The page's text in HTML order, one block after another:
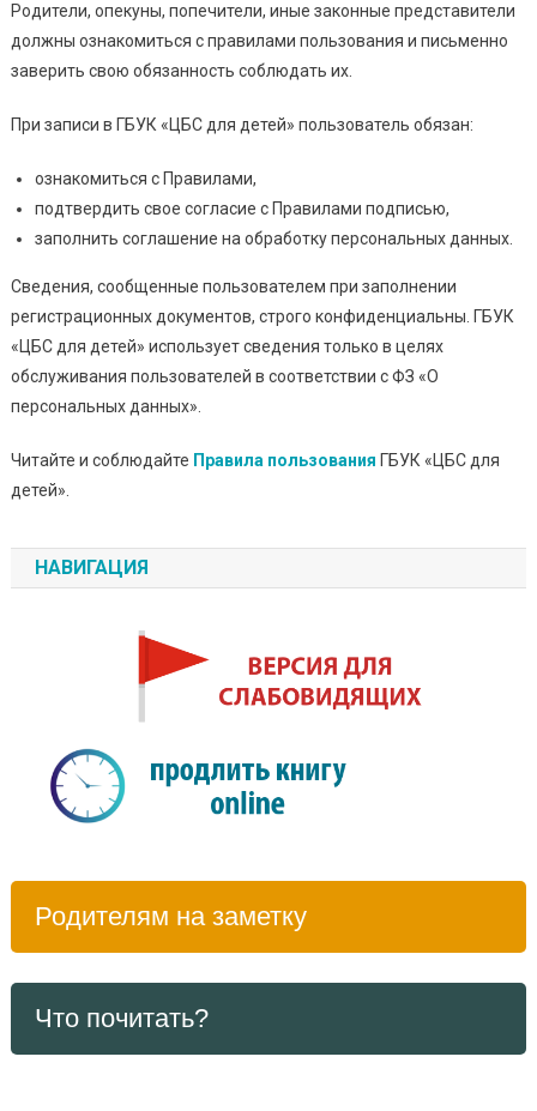
Родители, опекуны, попечители, иные законные представители
должны ознакомиться с правилами пользования и письменно
заверить свою обязанность соблюдать их.
При записи в ГБУК «ЦБС для детей» пользователь обязан:
ознакомиться с Правилами,
подтвердить свое согласие с Правилами подписью,
заполнить соглашение на обработку персональных данных.
Сведения, сообщенные пользователем при заполнении
регистрационных документов, строго конфиденциальны. ГБУК
«ЦБС для детей» использует сведения только в целях
обслуживания пользователей в соответствии с ФЗ «О
персональных данных».
Читайте и соблюдайте Правила пользования ГБУК «ЦБС для
детей».
НАВИГАЦИЯ
Родителям на заметку
Что почитать?